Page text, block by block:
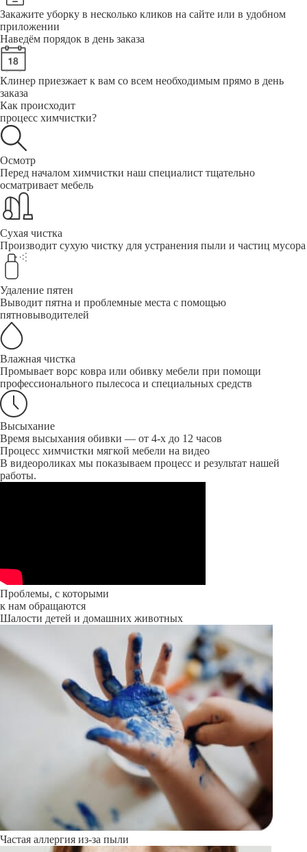
Закажите уборку в несколько кликов на сайте или в удобном
приложении
Наведём порядок в день заказа
Клинер приезжает к вам со всем необходимым прямо в день
заказа
Как происходит
процесс химчистки?
Осмотр
Перед началом химчистки наш специалист тщательно
осматривает мебель
Сухая чистка
Производит сухую чистку для устранения пыли и частиц мусора
Удаление пятен
Выводит пятна и проблемные места с помощью
пятновыводителей
Влажная чистка
Промывает ворс ковра или обивку мебели при помощи
профессионального пылесоса и специальных средств
Высыхание
Время высыхания обивки — от 4-х до 12 часов
Процесс химчистки мягкой мебели на видео
В видеороликах мы показываем процесс и результат нашей
работы.
Проблемы, с которыми
к нам обращаются
Шалости детей и домашних животных
Частая аллергия из-за пыли